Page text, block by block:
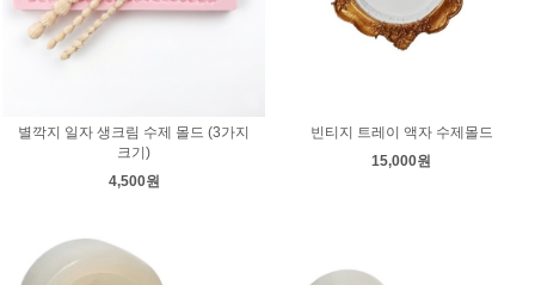
별깍지 일자 생크림 수제 몰드 (3가지
크기)
4,500원
빈티지 트레이 액자 수제몰드
15,000원